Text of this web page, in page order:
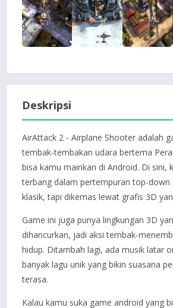
Deskripsi
AirAttack 2 - Airplane Shooter adalah
tembak-tembakan udara bertema
bisa kamu mainkan di Android. Di sini,
terbang dalam pertempuran top-down
klasik, tapi dikemas lewat grafis 3D
Game ini juga punya lingkungan 3D
dihancurkan, jadi aksi tembak-
hidup. Ditambah lagi, ada musik latar
banyak lagu unik yang bikin suasana
terasa.
Kalau kamu suka game android yang